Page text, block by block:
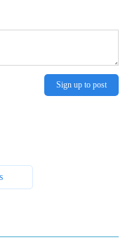
Sign up to post